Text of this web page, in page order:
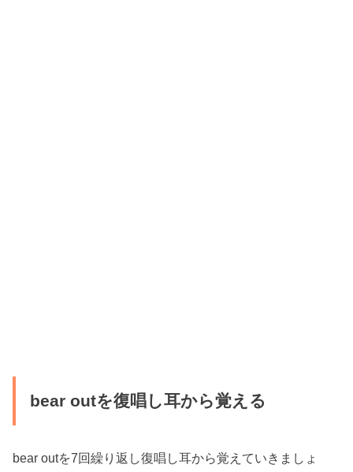
bear outを復唱し耳から覚える
bear outを7回繰り返し復唱し耳から覚えていきましょ